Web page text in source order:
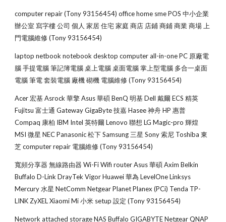
computer repair (Tony 93156454) office home sme POS 中小企業
辦公室 寫字樓 公司 個人 家居 住宅 家庭 商店 店鋪 商鋪 商業 商場 上
門電腦維修 (Tony 93156454)
laptop netbook notebook desktop computer all-in-one PC 原廠電
腦 手提電腦 筆記簿電腦 桌上電腦 桌面電腦 掌上型電腦 多合一桌面
電腦 筆電 套裝電腦 廠機 砌機 電腦維修 (Tony 93156454)
Acer 宏基 Asrock 華擎 Asus 華碩 BenQ 明基 Dell 戴爾 ECS 精英
Fujitsu 富士通 Gateway GigaByte 技嘉 Hasee 神舟 HP 惠普
Compaq 康柏 IBM Intel 英特爾 Lenovo 聯想 LG Magic-pro 輝煌
MSI 微星 NEC Panasonic 松下 Samsung 三星 Sony 索尼 Toshiba 東
芝 computer repair 電腦維修 (Tony 93156454)
寬頻分享器 無線路由器 Wi-Fi Wifi router Asus 華碩 Axim Belkin
Buffalo D-Link DrayTek Vigor Huawei 華為 LevelOne Linksys
Mercury 水星 NetComm Netgear Planet Planex (PCi) Tenda TP-
LINK ZyXEL Xiaomi Mi 小米 setup 設定 (Tony 93156454)
Network attached storage NAS Buffalo GIGABYTE Netgear QNAP